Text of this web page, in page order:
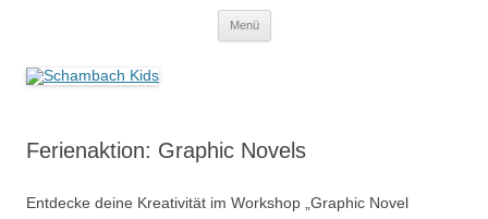
Menü
Ferienaktion: Graphic Novels
Entdecke deine Kreativität im Workshop „Graphic Novel